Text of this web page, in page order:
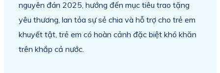
nguyên đán 2025, hướng đến mục tiêu trao tặng
yêu thương, lan tỏa sự sẻ chia và hỗ trợ cho trẻ em
khuyết tật, trẻ em có hoàn cảnh đặc biệt khó khăn
trên khắp cả nước.